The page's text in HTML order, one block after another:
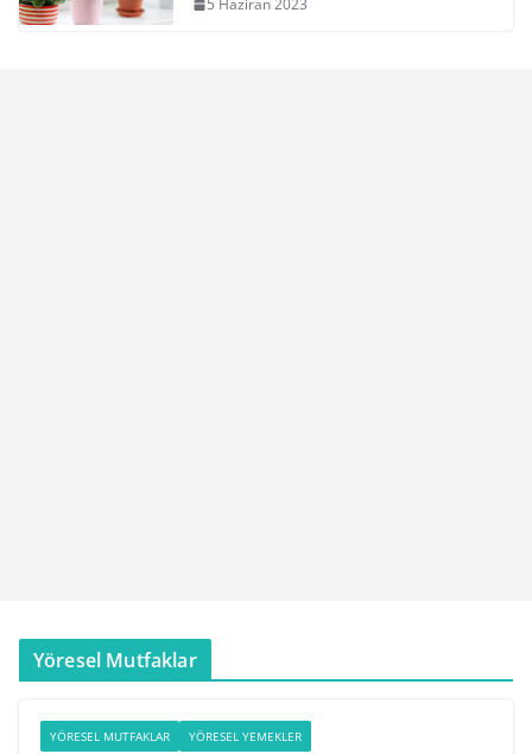
5 Haziran 2023
Yöresel Mutfaklar
YÖRESEL MUTFAKLAR YÖRESEL YEMEKLER